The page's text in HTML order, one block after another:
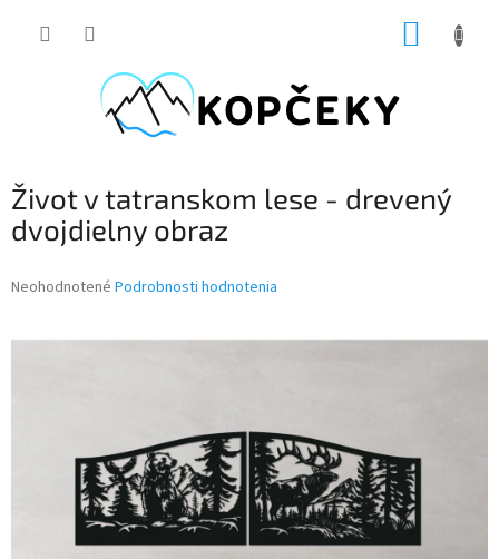
Život v tatranskom lese - drevený
dvojdielny obraz
Priemerné
Neohodnotené Podrobnosti hodnotenia